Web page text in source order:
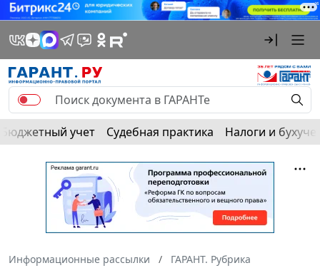
Бюджетный учет Судебная практика Налоги и
Информационные рассылки
ГАРАНТ. Рубрика